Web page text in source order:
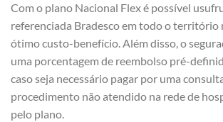
Com o plano Nacional Flex é possível
referenciada Bradesco em todo o território
ótimo custo-benefício. Além disso, o
uma porcentagem de reembolso pré-
caso seja necessário pagar por uma
procedimento não atendido na rede de
pelo plano.